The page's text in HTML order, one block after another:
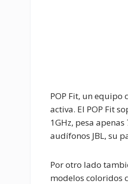
POP Fit, un
activa. El POP Fit
1GHz, pesa
audífonos JBL, su
Por otro lado
modelos coloridos